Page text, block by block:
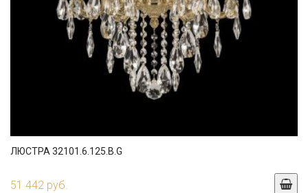
ЛЮСТРА 32101.6.125.B.G
51 442 руб.